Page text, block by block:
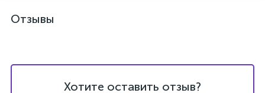
Отзывы
Хотите оставить отзыв?